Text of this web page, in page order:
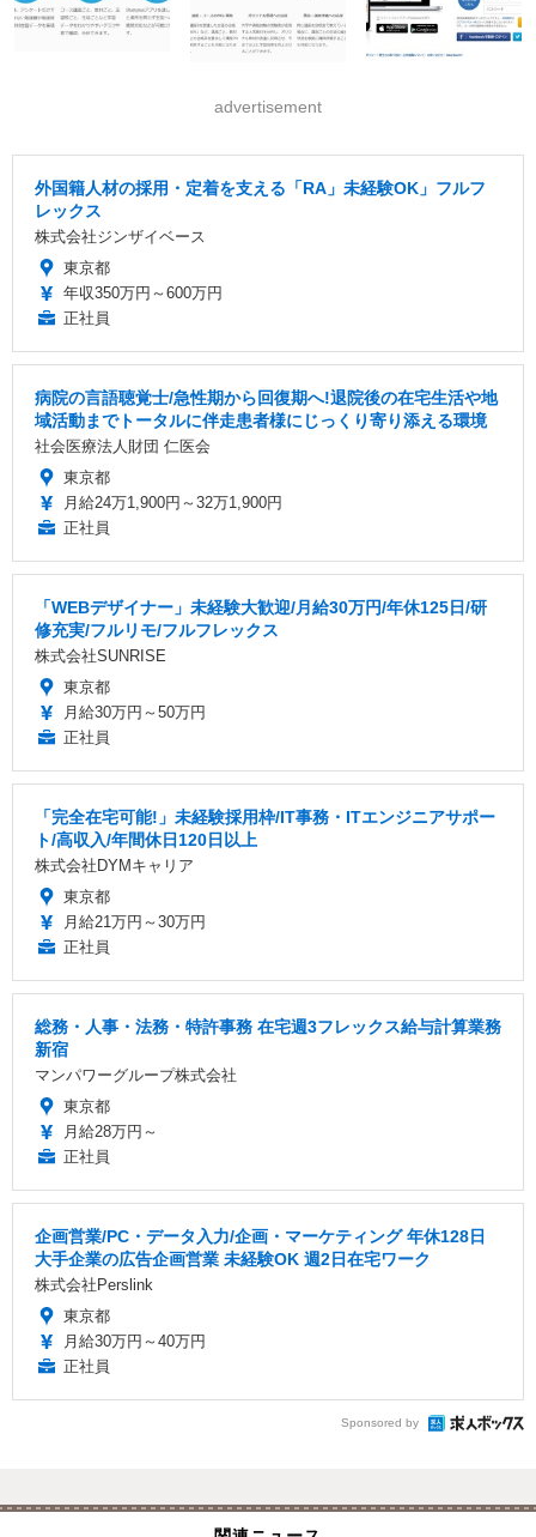
advertisement
外国籍人材の採用・定着を支える「RA」未経験OK」フルフ
レックス
株式会社ジンザイベース
東京都
年収350万円～600万円
正社員
病院の言語聴覚士/急性期から回復期へ!退院後の在宅生活や地
域活動までトータルに伴走患者様にじっくり寄り添える環境
社会医療法人財団 仁医会
東京都
月給24万1,900円～32万1,900円
正社員
「WEBデザイナー」未経験大歓迎/月給30万円/年休125日/研
修充実/フルリモ/フルフレックス
株式会社SUNRISE
東京都
月給30万円～50万円
正社員
「完全在宅可能!」未経験採用枠/IT事務・ITエンジニアサポー
ト/高収入/年間休日120日以上
株式会社DYMキャリア
東京都
月給21万円～30万円
正社員
総務・人事・法務・特許事務 在宅週3フレックス給与計算業務
新宿
マンパワーグループ株式会社
東京都
月給28万円～
正社員
企画営業/PC・データ入力/企画・マーケティング 年休128日
大手企業の広告企画営業 未経験OK 週2日在宅ワーク
株式会社Perslink
東京都
月給30万円～40万円
正社員
Sponsored by